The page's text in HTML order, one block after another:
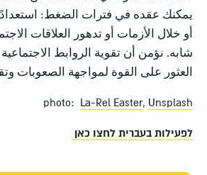
يمكنك عقده في فترات الضغط:
أو خلال الأزمات أو تدهور العلاقات
شابه. نؤمن أن تقوية الروابط
العثور على القوة لمواجهة الصعوبات
photo: La-Rel Easter, Unsplash
לפעילות בעברית לחצו כאן